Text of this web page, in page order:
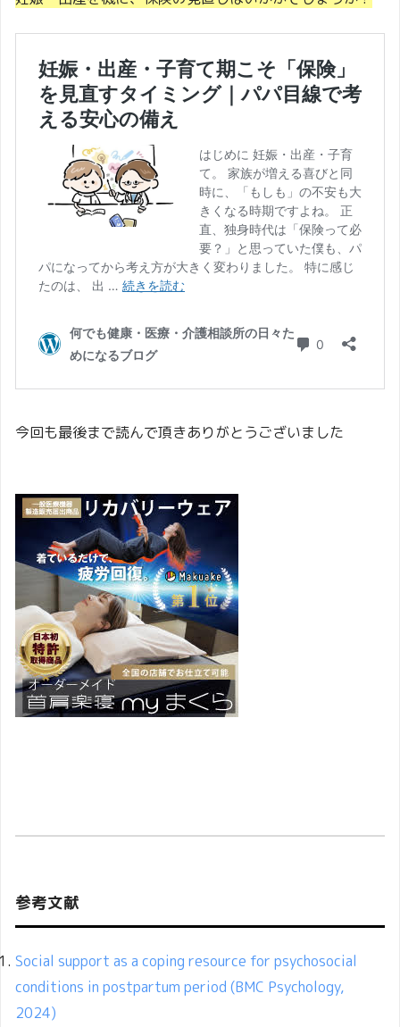
今回も最後まで読んで頂きありがとうございました
参考文献
Social support as a coping resource for psychosocial
conditions in postpartum period (BMC Psychology,
2024)